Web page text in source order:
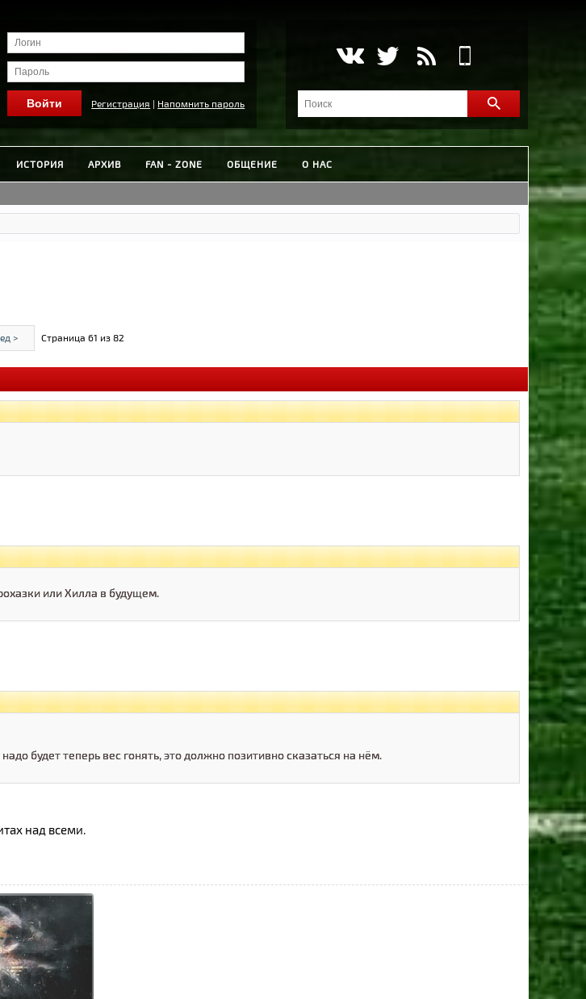
Регистрация | Напомнить пароль
ИСТОРИЯ АРХИВ FAN - ZONE ОБЩЕНИЕ О НАС
> Страница 61 из 82
или Хилла в будущем.
будет теперь вес гонять, это должно позитивно сказаться на нём.
над всеми.